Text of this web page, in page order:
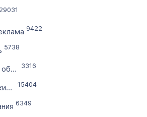
условия
слово в домене
29031
9422
5738
Образование и обучение 3316
Потребительские товары и услуги 15404
6349